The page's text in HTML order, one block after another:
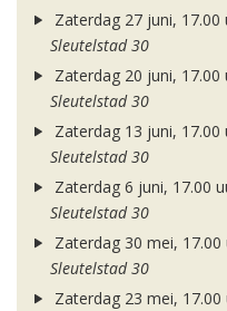
Zaterdag 27 juni, 17.00
Sleutelstad 30
Zaterdag 20 juni, 17.00
Sleutelstad 30
Zaterdag 13 juni, 17.00
Sleutelstad 30
Zaterdag 6 juni, 17.00
Sleutelstad 30
Zaterdag 30 mei, 17.00
Sleutelstad 30
Zaterdag 23 mei, 17.00